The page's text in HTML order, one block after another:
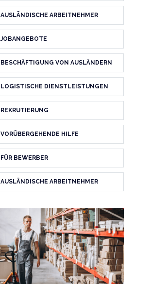
AUSLÄNDISCHE ARBEITNEHMER
JOBANGEBOTE
BESCHÄFTIGUNG VON AUSLÄNDERN
LOGISTISCHE DIENSTLEISTUNGEN
REKRUTIERUNG
VORÜBERGEHENDE HILFE
FÜR BEWERBER
AUSLÄNDISCHE ARBEITNEHMER